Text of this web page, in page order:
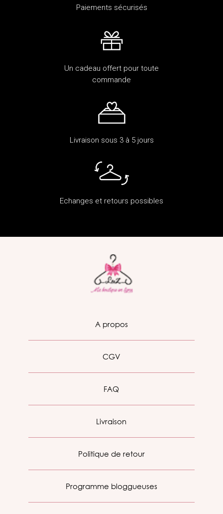
Paiements sécurisés
Un cadeau offert pour toute
commande
Livraison sous 3 à 5 jours
Echanges et retours possibles
A propos
CGV
FAQ
Livraison
Politique de retour
Programme bloggueuses